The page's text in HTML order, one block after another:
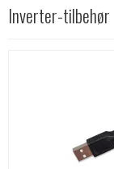
Inverter-tilbehør